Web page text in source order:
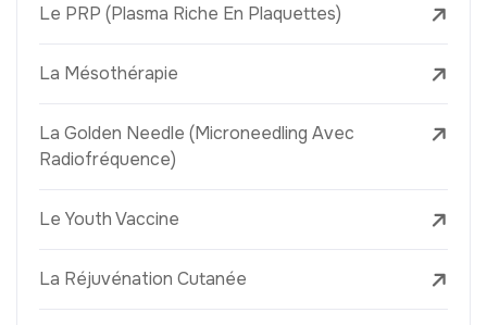
Le PRP (Plasma Riche En Plaquettes)
La Mésothérapie
La Golden Needle (Microneedling Avec
Radiofréquence)
Le Youth Vaccine
La Réjuvénation Cutanée